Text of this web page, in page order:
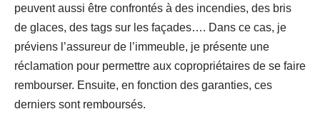
peuvent aussi être confrontés à des incendies, des bris
de glaces, des tags sur les façades…. Dans ce cas, je
préviens l’assureur de l’immeuble, je présente une
réclamation pour permettre aux copropriétaires de se faire
rembourser. Ensuite, en fonction des garanties, ces
derniers sont remboursés.